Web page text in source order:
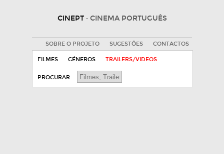
CINEPT · CINEMA PORTUGUÊS
SOBRE O PROJETO SUGESTÕES CONTACTOS
FILMES GÉNEROS TRAILERS/VIDEOS
PROCURAR